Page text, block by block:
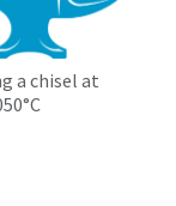
a chisel at